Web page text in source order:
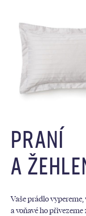
PRANÍ
A
Vaše prádlo
a voňavé ho